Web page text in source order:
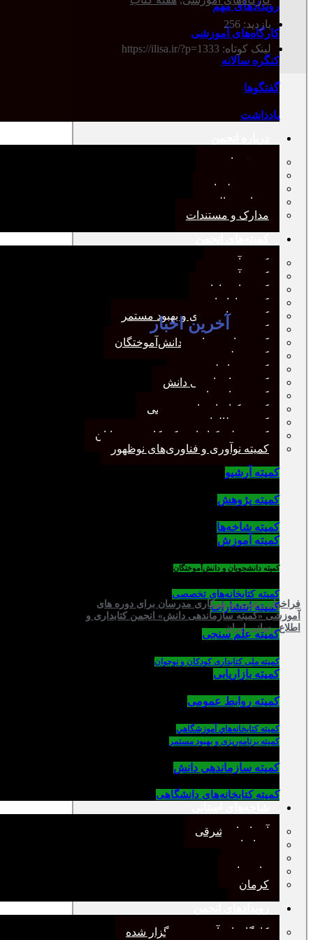
رویدادهای مهم
کارگاه‌های آموزشی
کنگره سالانه
گفتگوها
یادداشت
معرفی انجمن
صورت‌جلسات
همیاری مالی
مدارک و مستندات
کمیته آرشیو
کمیته آموزش
کمیته انتشارات
کمیته بازاریابی
کمیته برنامه‌ریزی و بهبود مستمر
کمیته پژوهش
کمیته دانشجویان و دانش‌آموختگان
کمیته علم سنجی
کمیته روابط عمومی
کمیته سازماندهی دانش
کمیته شاخه‌ها
کمیته کتابخانه‌های تخصصی
کمیته مطالعات صنفی
کمیته ملی کتابداری کودکان و نوجوانان
کمیته نوآوری و فناوری‌های نوظهور
کمیته آرشیو
کمیته پژوهش
کمیته شاخه‌ها
کمیته آموزش
کمیته دانشجویان و دانش‌آموختگان
کمیته کتابخانه‌های تخصصی
کمیته انتشارات
کمیته علم سنجی
کمیته ملی کتابداری کودکان و نوجوان
کمیته بازاریابی
کمیته روابط عمومی
كميته كتابخانه‌هاي آموزشگاهي
کمیته برنامه‌ریزی و بهبود مستمر
کمیته سازماندهی دانش
کمیته کتابخانه‌های دانشگاهی
آذربایجان شرقی
خراسان
مازندران
کرمان
کارگاههای آموزشی برگزار شده
بازدید: 256
لینک کوتاه: https://ilisa.ir/?p=1333
آخرین اخبار
فراخوان دعوت به همکاری مدرسان برای دوره های
آموزشی «کمیته سازماندهی دانش» انجمن کتابداری و
اطلاع رسانی ایران